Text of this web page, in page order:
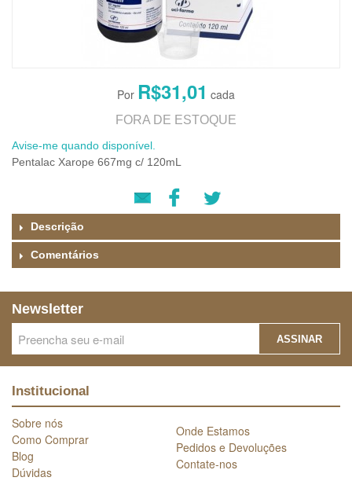
R$31,01
FORA DE ESTOQUE
Avise-me quando disponível.
Pentalac Xarope 667mg c/ 120mL
Descrição
Comentários
Newsletter
ASSINAR
Institucional
Sobre nós
Como Comprar
Blog
Dúvidas
Onde Estamos
Pedidos e Devoluções
Contate-nos